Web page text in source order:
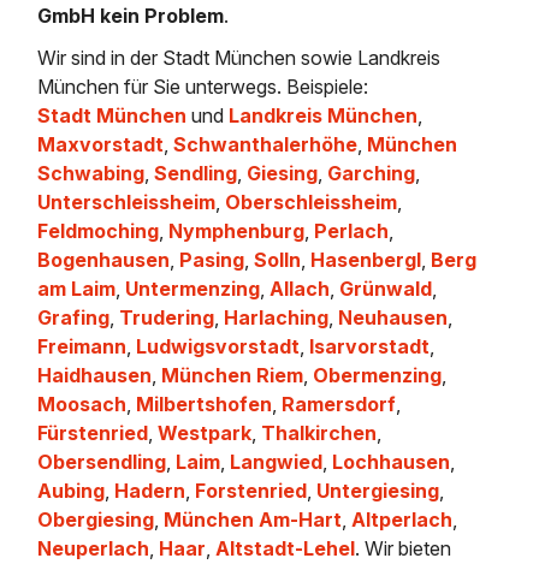
GmbH kein Problem.
Wir sind in der Stadt München sowie Landkreis
München für Sie unterwegs. Beispiele:
Stadt München und Landkreis München,
Maxvorstadt,Schwanthalerhöhe, München
Schwabing,Sendling, Giesing, Garching,
Unterschleissheim, Oberschleissheim,
Feldmoching, Nymphenburg, Perlach,
Bogenhausen, Pasing,Solln, Hasenbergl, Berg
am Laim, Untermenzing,Allach, Grünwald,
Grafing, Trudering, Harlaching, Neuhausen,
Freimann, Ludwigsvorstadt, Isarvorstadt,
Haidhausen, München Riem, Obermenzing,
Moosach, Milbertshofen, Ramersdorf,
Fürstenried,Westpark, Thalkirchen,
Obersendling, Laim, Langwied, Lochhausen,
Aubing, Hadern, Forstenried, Untergiesing,
Obergiesing, München Am-Hart,Altperlach,
Neuperlach, Haar,Altstadt-Lehel. Wir bieten